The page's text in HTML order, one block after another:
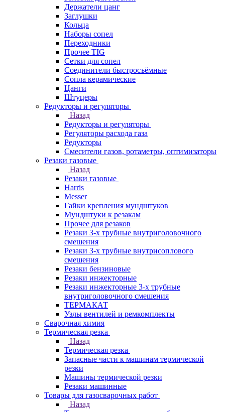
Держатели цанг
Заглушки
Кольца
Наборы сопел
Переходники
Прочее TIG
Сетки для сопел
Соединители быстросъёмные
Сопла керамические
Цанги
Штуцеры
Редукторы и регуляторы
Назад
Редукторы и регуляторы
Регуляторы расхода газа
Редукторы
Смесители газов, ротаметры, оптимизаторы
Резаки газовые
Назад
Резаки газовые
Harris
Messer
Гайки крепления мундштуков
Мундштуки к резакам
Прочее для резаков
Резаки 3-х трубные внутриголовочного
смешения
Резаки 3-х трубные внутрисоплового
смешения
Резаки бензиновые
Резаки инжекторные
Резаки инжекторные 3-х трубные
внутриголовочного смешения
ТЕРМАКАТ
Узлы вентилей и ремкомплекты
Сварочная химия
Термическая резка
Назад
Термическая резка
Запасные части к машинам термической
резки
Машины термической резки
Резаки машинные
Товары для газосварочных работ
Назад